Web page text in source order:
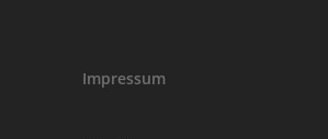
Impressum